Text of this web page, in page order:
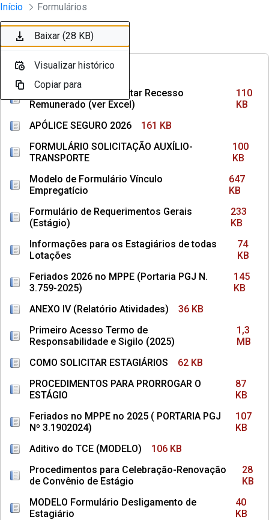
Pular para o Conteúdo principal
Divisão Minima - Escola Superior
Início Formulários
Ordenar Filtro
FREQUÊNCIAS
Como Calcular e Solicitar Recesso
Remunerado (ver Excel)
110
KB
APÓLICE SEGURO 2026
161 KB
FORMULÁRIO SOLICITAÇÃO AUXÍLIO-
TRANSPORTE
100
KB
Modelo de Formulário Vínculo
Empregatício
647
KB
Formulário de Requerimentos Gerais
(Estágio)
233
KB
Informações para os Estagiários de todas
Lotações
74
KB
Feriados 2026 no MPPE (Portaria PGJ N.
3.759-2025)
145
KB
ANEXO IV (Relatório Atividades)
36 KB
Primeiro Acesso Termo de
Responsabilidade e Sigilo (2025)
1,3
MB
COMO SOLICITAR ESTAGIÁRIOS
62 KB
PROCEDIMENTOS PARA PRORROGAR O
ESTÁGIO
87
KB
Feriados no MPPE no 2025 ( PORTARIA PGJ
Nº 3.1902024)
107
KB
Aditivo do TCE (MODELO)
106 KB
Procedimentos para Celebração-Renovação
de Convênio de Estágio
28
KB
MODELO Formulário Desligamento de
Estagiário
40
KB
Baixar (110 KB)
Visualizar histórico
Copiar para
Baixar (161 KB)
Visualizar histórico
Copiar para
Baixar (100 KB)
Visualizar histórico
Copiar para
Baixar (647 KB)
Visualizar histórico
Copiar para
Baixar (233 KB)
Visualizar histórico
Copiar para
Baixar (74 KB)
Visualizar histórico
Copiar para
Baixar (145 KB)
Visualizar histórico
Copiar para
Baixar (36 KB)
Visualizar histórico
Copiar para
Baixar (1,3 MB)
Visualizar histórico
Copiar para
Baixar (62 KB)
Visualizar histórico
Copiar para
Baixar (87 KB)
Visualizar histórico
Copiar para
Baixar (107 KB)
Visualizar histórico
Copiar para
Baixar (106 KB)
Visualizar histórico
Copiar para
Baixar (28 KB)
Visualizar histórico
Copiar para